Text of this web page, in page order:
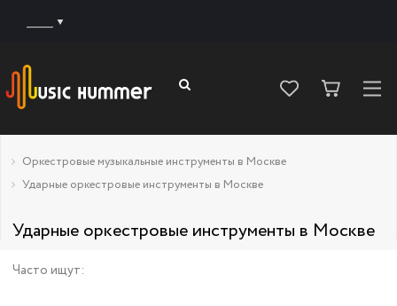
Оркестровые музыкальные инструменты в Москве
Ударные оркестровые инструменты в Москве
Ударные оркестровые инструменты в Москве
Часто ищут: